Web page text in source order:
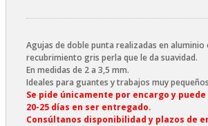
Agujas de doble punta realizadas en aluminio
recubrimiento gris perla que le da suavidad.
En medidas de 2 a 3,5 mm.
Ideales para guantes y trabajos muy
Se pide únicamente por encargo y
20-25 días en ser entregado.
Consúltanos disponibilidad y plazos de